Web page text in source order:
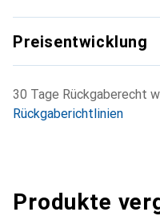
Preisentwicklung
30 Tage Rückgaberecht
Rückgaberichtlinien
Produkte